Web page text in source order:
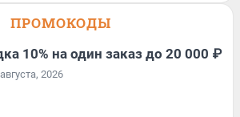
ПРОМОКОДЫ
10% на один заказ до 20 000 ₽
2026